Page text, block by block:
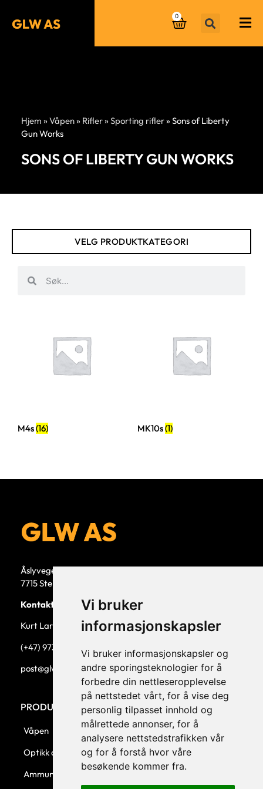
Vi bruker
informasjonskapsler
Vi bruker informasjonskapsler og
andre sporingsteknologier for å
forbedre din nettleseropplevelse
på nettstedet vårt, for å vise deg
personlig tilpasset innhold og
målrettede annonser, for å
analysere nettstedstrafikken vår
og for å forstå hvor våre
besøkende kommer fra.
0
Hjem »Våpen» Rifler»Sporting rifler»Sons of Liberty
Gun Works
SONS OF LIBERTY GUN WORKS
VELG PRODUKTKATEGORI
M4s(16) MK10s(1)
Åslyvegen 5b
7715 Steinkjer
Kontaktperson
Kurt Larsen, daglig leder.
(+47) 973 33 332
post@glw.no
PRODUKTKATEGORIER
Våpen
Optikk og montasjer
Ammunisjon